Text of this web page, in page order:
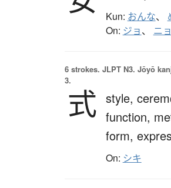
Kun: おんな、
On: ジョ、 ニョ
6 strokes. JLPT N3. Jōyō
3.
式 style,
function,
form,
On: シキ